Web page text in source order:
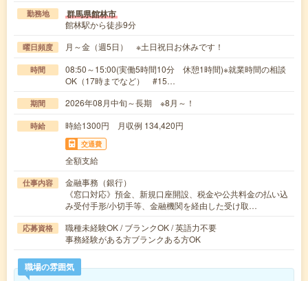
勤務地 群馬県館林市
館林駅から徒歩9分
曜日頻度 月～金（週5日） ※土日祝日お休みです！
時間
08:50～15:00(実働5時間10分 休憩1時間)※就業時間の相談
OK（17時までなど） #15…
期間 2026年08月中旬～長期 ※8月～！
時給 時給1300円 月収例 134,420円
交通費
全額支給
仕事内容
金融事務（銀行）
《窓口対応》預金、新規口座開設、税金や公共料金の払い込
み受付手形/小切手等、金融機関を経由した受け取…
応募資格
職種未経験OK / ブランクOK / 英語力不要
事務経験がある方ブランクある方OK
職場の雰囲気